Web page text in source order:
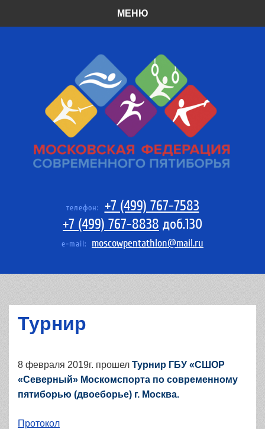
МЕНЮ
телефон:
+7 (499) 767-7583
+7 (499) 767-8838 доб.130
e-mail: moscowpentathlon@mail.ru
Турнир
8 февраля 2019г. прошел Турнир ГБУ «СШОР
«Северный» Москомспорта по современному
пятиборью (двоеборье) г. Москва.
Протокол